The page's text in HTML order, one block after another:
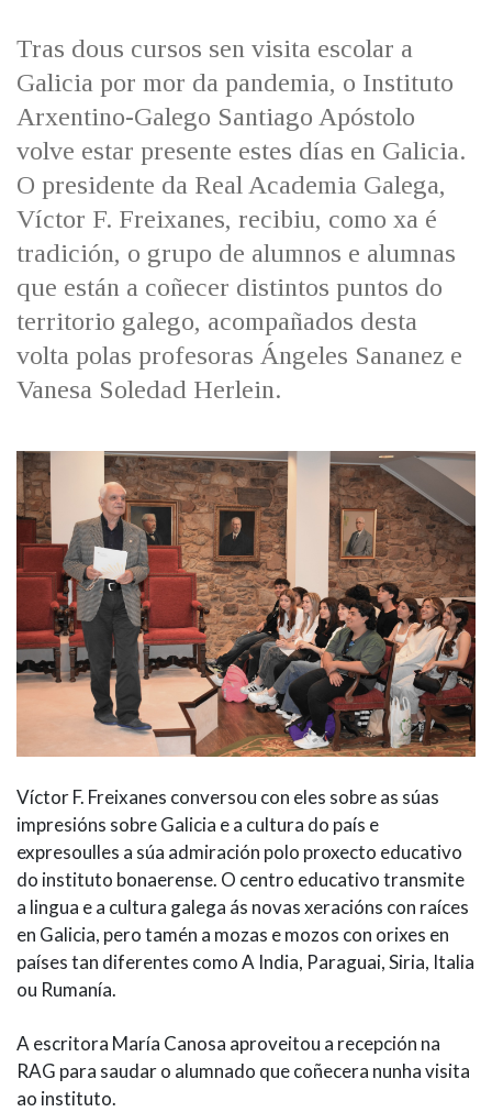
MARCIAL DEL ADALID
CASA-MUSEO EMILIA PARDO
BAZÁN
60 ANOS DLG
PRIMAVERA DAS LETRAS
PORTAL DAS PALABRAS
Tras dous cursos sen visita escolar a
Galicia por mor da pandemia, o Instituto
Arxentino-Galego Santiago Apóstolo
volve estar presente estes días en Galicia.
O presidente da Real Academia Galega,
Víctor F. Freixanes, recibiu, como xa é
tradición, o grupo de alumnos e alumnas
que están a coñecer distintos puntos do
territorio galego, acompañados desta
volta polas profesoras Ángeles Sananez e
Vanesa Soledad Herlein.
Víctor F. Freixanes conversou con eles sobre as súas
impresións sobre Galicia e a cultura do país e
expresoulles a súa admiración polo proxecto educativo
do instituto bonaerense. O centro educativo transmite
a lingua e a cultura galega ás novas xeracións con raíces
en Galicia, pero tamén a mozas e mozos con orixes en
países tan diferentes como A India, Paraguai, Siria, Italia
ou Rumanía.
A escritora María Canosa aproveitou a recepción na
RAG para saudar o alumnado que coñecera nunha visita
ao instituto.